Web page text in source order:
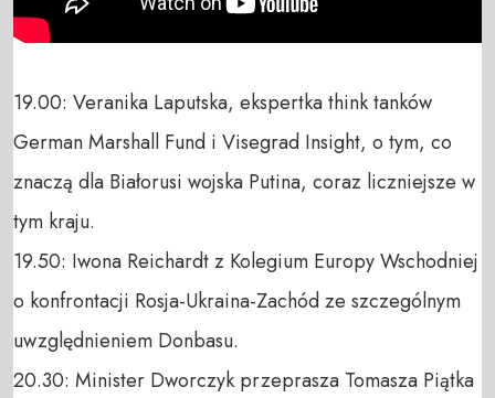
19.00: Veranika Laputska, ekspertka think tanków
German Marshall Fund i Visegrad Insight, o tym, co
znaczą dla Białorusi wojska Putina, coraz liczniejsze w
tym kraju.
19.50: Iwona Reichardt z Kolegium Europy Wschodniej
o konfrontacji Rosja-Ukraina-Zachód ze szczególnym
uwzględnieniem Donbasu.
20.30: Minister Dworczyk przeprasza Tomasza Piątka